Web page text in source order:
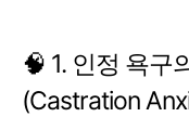
🧠 1. 인정 욕구
(Castration